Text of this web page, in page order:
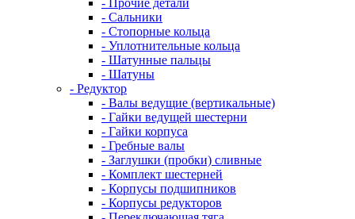
- Сальники
- Стопорные кольца
- Уплотнительные кольца
- Шатунные пальцы
- Шатуны
- Редуктор
- Валы ведущие (вертикальные)
- Гайки ведущей шестерни
- Гайки корпуса
- Гребные валы
- Заглушки (пробки) сливные
- Комплект шестерней
- Корпусы подшипников
- Корпусы редукторов